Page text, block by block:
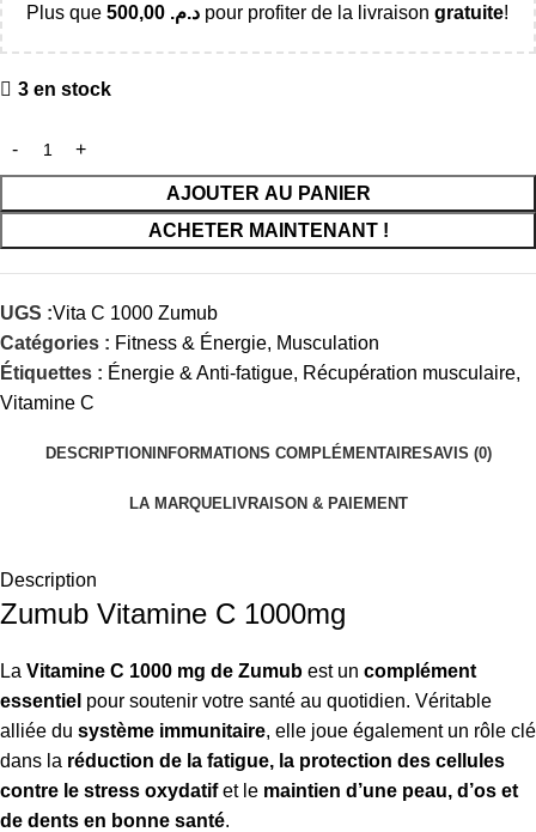
Plus que د.م. pour profiter de la livraison gratuite!
3 en stock
AJOUTER AU PANIER
ACHETER MAINTENANT !
UGS :Vita C 1000 Zumub
Catégories : Fitness & Énergie, Musculation
Étiquettes : Énergie & Anti-fatigue, Récupération musculaire,
Vitamine C
DESCRIPTION INFORMATIONS COMPLÉMENTAIRESAVIS (0)
LA MARQUELIVRAISON & PAIEMENT
Description
Zumub Vitamine C 1000mg
La Vitamine C 1000 mg de Zumub est un complément
essentiel pour soutenir votre santé au quotidien. Véritable
alliée du système immunitaire, elle joue également un rôle clé
dans la réduction de la fatigue, la protection des cellules
contre le stress oxydatifet le maintien d’une peau, d’os et
de dents en bonne santé.